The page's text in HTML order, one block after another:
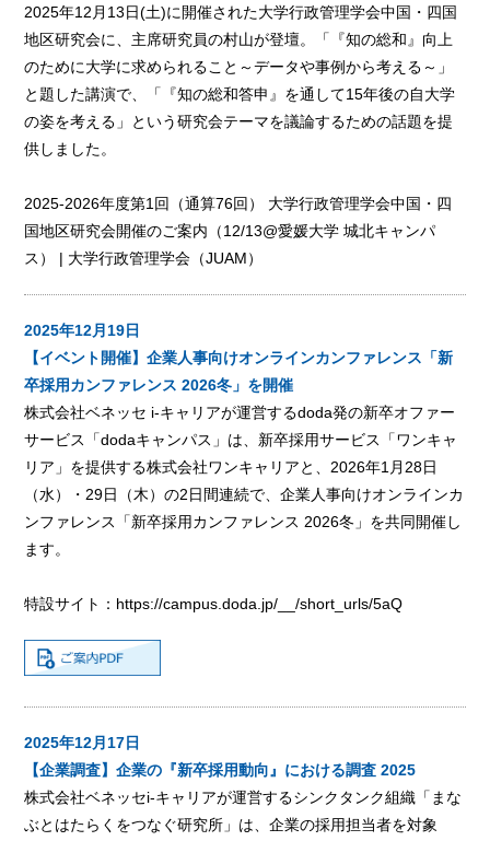
2025年12月13日(土)に開催された大学行政管理学会中国・四国
地区研究会に、主席研究員の村山が登壇。「『知の総和』向上
のために大学に求められること～データや事例から考える～」
と題した講演で、「『知の総和答申』を通して15年後の自大学
の姿を考える」という研究会テーマを議論するための話題を提
供しました。
2025-2026年度第1回（通算76回） 大学行政管理学会中国・四
国地区研究会開催のご案内（12/13@愛媛大学 城北キャンパ
ス） | 大学行政管理学会（JUAM）
2025年12月19日
【イベント開催】企業人事向けオンラインカンファレンス「新
卒採用カンファレンス 2026冬」を開催
株式会社ベネッセ i-キャリアが運営するdoda発の新卒オファー
サービス「dodaキャンパス」は、新卒採用サービス「ワンキャ
リア」を提供する株式会社ワンキャリアと、2026年1月28日
（水）・29日（木）の2日間連続で、企業人事向けオンラインカ
ンファレンス「新卒採用カンファレンス 2026冬」を共同開催し
ます。
特設サイト： https://campus.doda.jp/__/short_urls/5aQ
2025年12月17日
【企業調査】企業の『新卒採用動向』における調査 2025
株式会社ベネッセi-キャリアが運営するシンクタンク組織「まな
ぶとはたらくをつなぐ研究所」は、企業の採用担当者を対象